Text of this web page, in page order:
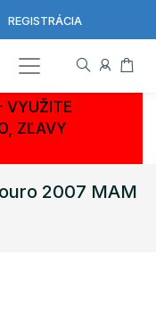
REGISTRÁCIA
VYUŽITE
ZĽAVY
2007 MAM